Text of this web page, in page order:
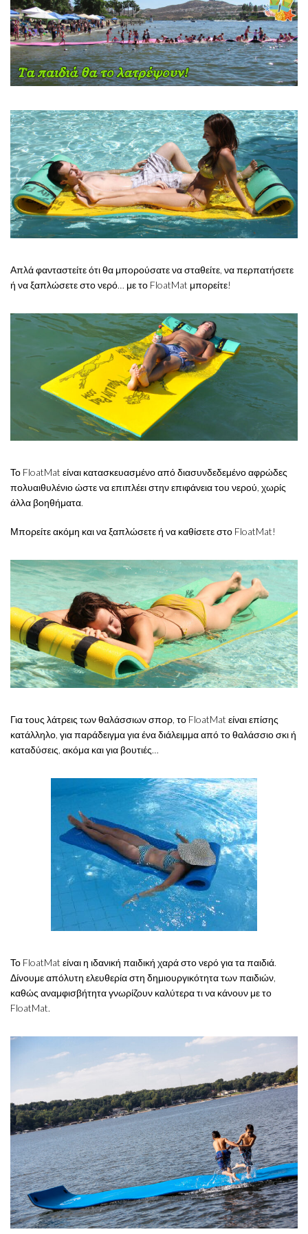
Απλά φανταστείτε ότι θα μπορούσατε να σταθείτε, να περπατήσετε
ή να ξαπλώσετε στο νερό… με το FloatMat μπορείτε!
Το FloatMat είναι κατασκευασμένο από διασυνδεδεμένο αφρώδες
πολυαιθυλένιο ώστε να επιπλέει στην επιφάνεια του νερού, χωρίς
άλλα βοηθήματα.
Μπορείτε ακόμη και να ξαπλώσετε ή να καθίσετε στο FloatMat!
Για τους λάτρεις των θαλάσσιων σπορ, το FloatMat είναι επίσης
κατάλληλο, για παράδειγμα για ένα διάλειμμα από το θαλάσσιο σκι ή
καταδύσεις, ακόμα και για βουτιές…
Το FloatMat είναι η ιδανική παιδική χαρά στο νερό για τα παιδιά.
Δίνουμε απόλυτη ελευθερία στη δημιουργικότητα των παιδιών,
καθώς αναμφισβήτητα γνωρίζουν καλύτερα τι να κάνουν με το
FloatMat.